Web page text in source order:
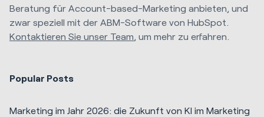
Beratung für Account-based-Marketing anbieten, und
zwar speziell mit der ABM-Software von HubSpot.
Kontaktieren Sie unser Team , um mehr zu erfahren.
Popular Posts
Marketing im Jahr 2026: die Zukunft von KI im Marketing